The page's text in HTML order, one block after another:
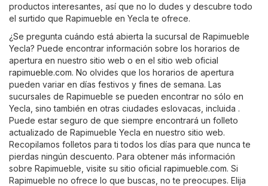
productos interesantes, así que no lo dudes y descubre todo
el surtido que Rapimueble en Yecla te ofrece.
¿Se pregunta cuándo está abierta la sucursal de Rapimueble
Yecla? Puede encontrar información sobre los horarios de
apertura en nuestro sitio web o en el sitio web oficial
rapimueble.com. No olvides que los horarios de apertura
pueden variar en días festivos y fines de semana. Las
sucursales de Rapimueble se pueden encontrar no sólo en
Yecla, sino también en otras ciudades eslovacas, incluida .
Puede estar seguro de que siempre encontrará un folleto
actualizado de Rapimueble Yecla en nuestro sitio web.
Recopilamos folletos para ti todos los días para que nunca te
pierdas ningún descuento. Para obtener más información
sobre Rapimueble, visite su sitio oficial rapimueble.com. Si
Rapimueble no ofrece lo que buscas, no te preocupes. Elija